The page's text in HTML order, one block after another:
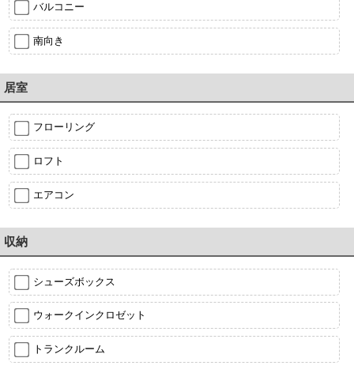
バルコニー
南向き
居室
フローリング
ロフト
エアコン
収納
シューズボックス
ウォークインクロゼット
トランクルーム